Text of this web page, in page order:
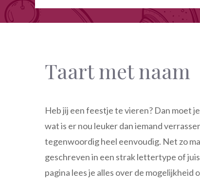
Taart met naam
Heb jij een feestje te vieren? Dan moet
wat is er nou leuker dan iemand
tegenwoordig heel eenvoudig. Net zo
geschreven in een strak lettertype of
pagina lees je alles over de mogelijkheid